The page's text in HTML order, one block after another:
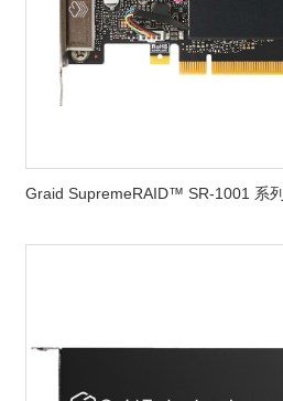
Graid SupremeRAID™ SR-1001 系列